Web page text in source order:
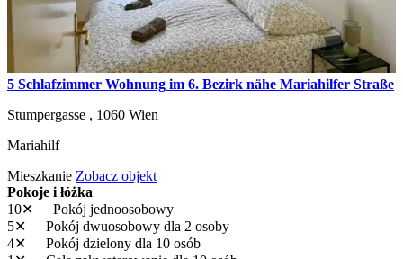
5 Schlafzimmer Wohnung im 6. Bezirk nähe Mariahilfer Straße
Stumpergasse , 1060 Wien
Mariahilf
Mieszkanie Zobacz objekt
Pokoje i łóżka
10✕
Pokój jednoosobowy
5✕
Pokój dwuosobowy dla 2 osoby
4✕
Pokój dzielony dla 10 osób